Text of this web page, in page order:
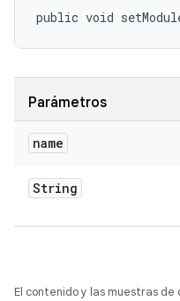
public void
Parámetros
name
String
El contenido y las muestras